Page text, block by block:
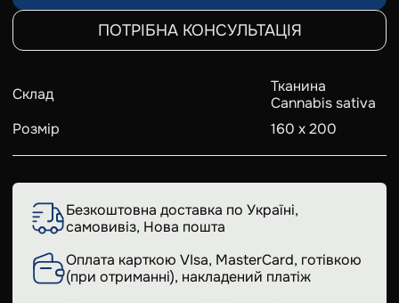
ПОТРІБНА КОНСУЛЬТАЦІЯ
Склад
Тканина
Cannabis sativa
Розмір
160 х 200
Безкоштовна доставка по Україні,
самовивіз, Нова пошта
Оплата карткою VIsa, MasterCard, готівкою
(при отриманні), накладений платіж